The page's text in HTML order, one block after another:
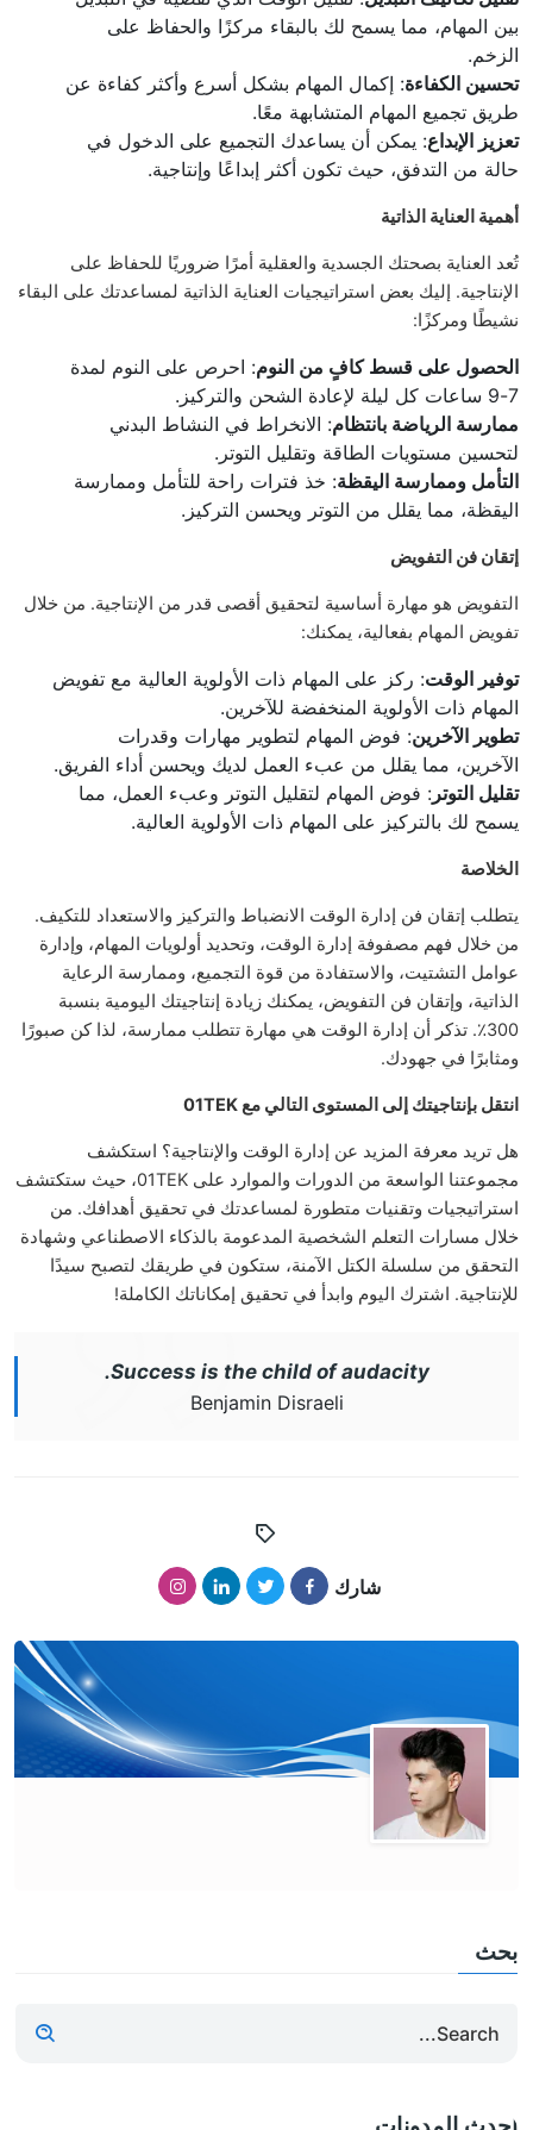
بين المهام، مما يسمح لك بالبقاء مركزًا والحفاظ على
الزخم.
تحسين الكفاءة: إكمال المهام بشكل أسرع وأكثر كفاءة عن
طريق تجميع المهام المتشابهة معًا.
تعزيز الإبداع: يمكن أن يساعدك التجميع على الدخول في
حالة من التدفق، حيث تكون أكثر إبداعًا وإنتاجية.
أهمية العناية الذاتية
تُعد العناية بصحتك الجسدية والعقلية أمرًا ضروريًا للحفاظ على
الإنتاجية. إليك بعض استراتيجيات العناية الذاتية لمساعدتك على البقاء
نشيطًا ومركزًا:
الحصول على قسط كافٍ من النوم: احرص على النوم لمدة
7-9 ساعات كل ليلة لإعادة الشحن والتركيز.
ممارسة الرياضة بانتظام: الانخراط في النشاط البدني
لتحسين مستويات الطاقة وتقليل التوتر.
التأمل وممارسة اليقظة: خذ فترات راحة للتأمل وممارسة
اليقظة، مما يقلل من التوتر ويحسن التركيز.
إتقان فن التفويض
التفويض هو مهارة أساسية لتحقيق أقصى قدر من الإنتاجية. من خلال
تفويض المهام بفعالية، يمكنك:
توفير الوقت: ركز على المهام ذات الأولوية العالية مع تفويض
المهام ذات الأولوية المنخفضة للآخرين.
تطوير الآخرين: فوض المهام لتطوير مهارات وقدرات
الآخرين، مما يقلل من عبء العمل لديك ويحسن أداء الفريق.
تقليل التوتر : فوض المهام لتقليل التوتر وعبء العمل، مما
يسمح لك بالتركيز على المهام ذات الأولوية العالية.
الخلاصة
يتطلب إتقان فن إدارة الوقت الانضباط والتركيز والاستعداد للتكيف.
من خلال فهم مصفوفة إدارة الوقت، وتحديد أولويات المهام، وإدارة
عوامل التشتيت، والاستفادة من قوة التجميع، وممارسة الرعاية
الذاتية، وإتقان فن التفويض، يمكنك زيادة إنتاجيتك اليومية بنسبة
300٪. تذكر أن إدارة الوقت هي مهارة تتطلب ممارسة، لذا كن صبورًا
ومثابرًا في جهودك.
انتقل بإنتاجيتك إلى المستوى التالي مع 01TEK
هل تريد معرفة المزيد عن إدارة الوقت والإنتاجية؟ استكشف
مجموعتنا الواسعة من الدورات والموارد على 01TEK، حيث ستكتشف
استراتيجيات وتقنيات متطورة لمساعدتك في تحقيق أهدافك. من
خلال مسارات التعلم الشخصية المدعومة بالذكاء الاصطناعي وشهادة
التحقق من سلسلة الكتل الآمنة، ستكون في طريقك لتصبح سيدًا
للإنتاجية. اشترك اليوم وابدأ في تحقيق إمكاناتك الكاملة!
Success is the child of audacity.
Benjamin Disraeli
شارك
بحث